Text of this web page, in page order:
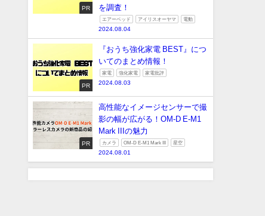
PR
を調査！
エアーベッド アイリスオーヤマ 電動
2024.08.04
PR
『おうち強化家電 BEST』につ
いてのまとめ情報！
家電 強化家電 家電批評
2024.08.03
PR
高性能なイメージセンサーで撮
影の幅が広がる！OM-D E-M1
Mark IIIの魅力
カメラ OM-D E-M1 Mark III 星空
2024.08.01